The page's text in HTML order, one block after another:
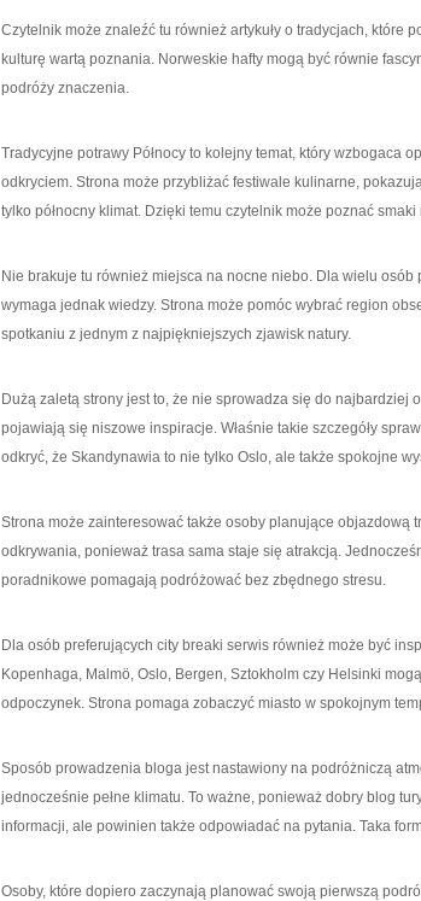
Czytelnik może znaleźć tu również artykuły o tradycjach, które
kulturę wartą poznania. Norweskie hafty mogą być równie
podróży znaczenia.
Tradycyjne potrawy Północy to kolejny temat, który wzbogaca
odkryciem. Strona może przybliżać festiwale kulinarne,
tylko północny klimat. Dzięki temu czytelnik może poznać smaki
Nie brakuje tu również miejsca na nocne niebo. Dla wielu
wymaga jednak wiedzy. Strona może pomóc wybrać region
spotkaniu z jednym z najpiękniejszych zjawisk natury.
Dużą zaletą strony jest to, że nie sprowadza się do najbardziej
pojawiają się niszowe inspiracje. Właśnie takie szczegóły
odkryć, że Skandynawia to nie tylko Oslo, ale także spokojne
Strona może zainteresować także osoby planujące objazdową
odkrywania, ponieważ trasa sama staje się atrakcją.
poradnikowe pomagają podróżować bez zbędnego stresu.
Dla osób preferujących city breaki serwis również może być
Kopenhaga, Malmö, Oslo, Bergen, Sztokholm czy Helsinki
odpoczynek. Strona pomaga zobaczyć miasto w spokojnym
Sposób prowadzenia bloga jest nastawiony na podróżniczą
jednocześnie pełne klimatu. To ważne, ponieważ dobry blog
informacji, ale powinien także odpowiadać na pytania. Taka
Osoby, które dopiero zaczynają planować swoją pierwszą